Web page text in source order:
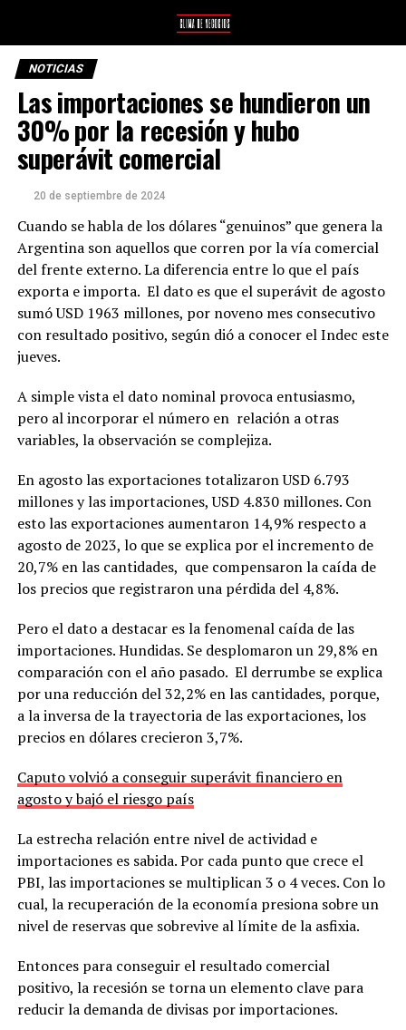
NOTICIAS
Las importaciones se hundieron un
30% por la recesión y hubo
superávit comercial
20 de septiembre de 2024
Cuando se habla de los dólares “genuinos” que genera la
Argentina son aquellos que corren por la vía comercial
del frente externo. La diferencia entre lo que el país
exporta e importa. El dato es que el superávit de agosto
sumó USD 1963 millones, por noveno mes consecutivo
con resultado positivo, según dió a conocer el Indec este
jueves.
A simple vista el dato nominal provoca entusiasmo,
pero al incorporar el número en relación a otras
variables, la observación se complejiza.
En agosto las exportaciones totalizaron USD 6.793
millones y las importaciones, USD 4.830 millones. Con
esto las exportaciones aumentaron 14,9% respecto a
agosto de 2023, lo que se explica por el incremento de
20,7% en las cantidades, que compensaron la caída de
los precios que registraron una pérdida del 4,8%.
Pero el dato a destacar es la fenomenal caída de las
importaciones. Hundidas. Se desplomaron un 29,8% en
comparación con el año pasado. El derrumbe se explica
por una reducción del 32,2% en las cantidades, porque,
a la inversa de la trayectoria de las exportaciones, los
precios en dólares crecieron 3,7%.
Caputo volvió a conseguir superávit financiero en
agosto y bajó el riesgo país
La estrecha relación entre nivel de actividad e
importaciones es sabida. Por cada punto que crece el
PBI, las importaciones se multiplican 3 o 4 veces. Con lo
cual, la recuperación de la economía presiona sobre un
nivel de reservas que sobrevive al límite de la asfixia.
Entonces para conseguir el resultado comercial
positivo, la recesión se torna un elemento clave para
reducir la demanda de divisas por importaciones.